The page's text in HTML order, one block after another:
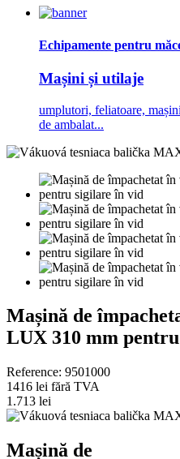
Echipamente pentru
Mașini și utilaje
umplutori, feliatoare,
de ambalat...
Mașină de
LUX 310 mm
Reference: 9501000
1416 lei fără TVA
1.713 lei
Mașină de